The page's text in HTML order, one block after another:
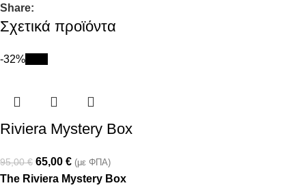
Share:
Σχετικά προϊόντα
-32%
Riviera Mystery Box
95,00€ 65,00 € (με ΦΠΑ)
The Riviera Mystery Box